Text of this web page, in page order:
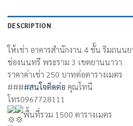
DESCRIPTION
ให้เช่า อาคารสำนักงาน 4 ชั้น ริมถนน
ช่องนนทรี พระราม 3 เขตยานนาวา
ราคาค่าเช่า 250 บาทต่อตารางเมตร
####สนใจติดต่อ คุณโทนี
โทร0967728111
พื้นที่รวม 1500 ตารางเมตร